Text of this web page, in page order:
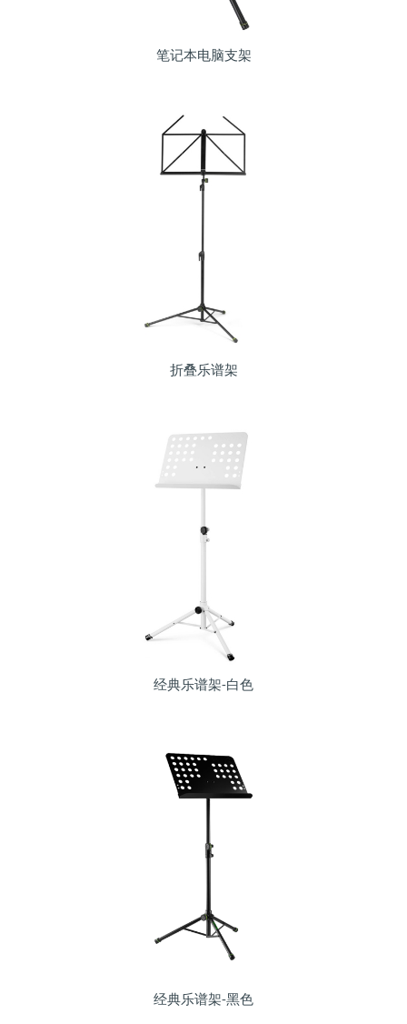
笔记本电脑支架
折叠乐谱架
经典乐谱架-白色
经典乐谱架-黑色